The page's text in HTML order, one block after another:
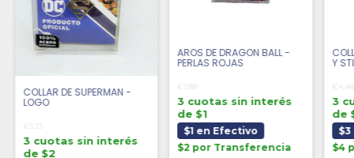
COLLAR DE SUPERMAN -
LOGO
3 cuotas sin interés
de $2
AROS DE DRAGON BALL -
PERLAS ROJAS
€1,88
3 cuotas sin interés
de $1
$1 en Efectivo
$2 por Transferencia
Y
€4,48
3
de
$4